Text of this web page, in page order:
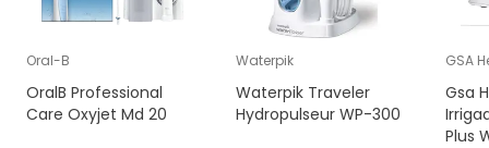
Oral-B
OralB Professional
Care Oxyjet Md 20
Waterpik
Waterpik Traveler
Hydropulseur WP-300
GSA
Gsa
Plus